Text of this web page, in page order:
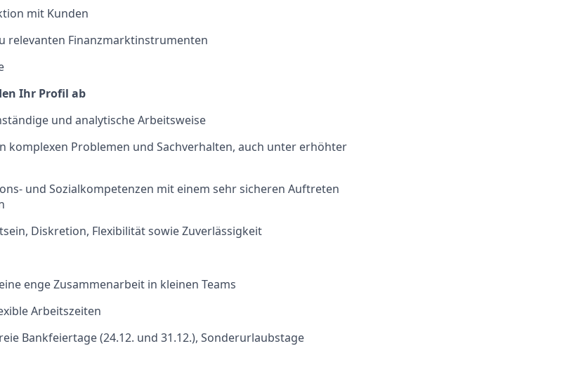
mit Kunden
relevanten Finanzmarktinstrumenten
Ihr Profil ab
und analytische Arbeitsweise
komplexen Problemen und Sachverhalten, auch unter erhöhter
und Sozialkompetenzen mit einem sehr sicheren Auftreten
Diskretion, Flexibilität sowie Zuverlässigkeit
enge Zusammenarbeit in kleinen Teams
Arbeitszeiten
Bankfeiertage (24.12. und 31.12.), Sonderurlaubstage